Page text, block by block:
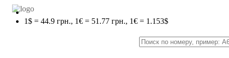
1$ = 44.9 грн., 1€ = 51.77 грн., 1€ = 1.153$